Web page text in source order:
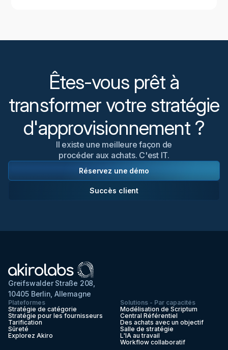
spécifiques. Nous pouvons ajuster le calendrier en
Êtes-vous prêt à
transformer votre stratégie
d'approvisionnement ?
Il existe une meilleure façon de
procéder aux achats. C'est IT.
Réservez une démo
Succès client
Greifswalder Straße 208,
10405 Berlin, Allemagne
Plateformes
Stratégie de catégorie
Stratégie pour les fournisseurs
Tarification
Sûreté
Explorez Akiro
Solutions - Par capacités
Modélisation de Scriptum
Central Référentiel
Des achats avec un objectif
Salle de stratégie
L'IA au travail
Workflow collaboratif